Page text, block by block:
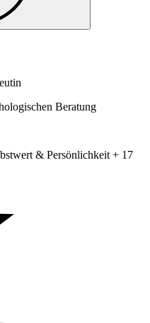
Beratung
& Persönlichkeit + 17